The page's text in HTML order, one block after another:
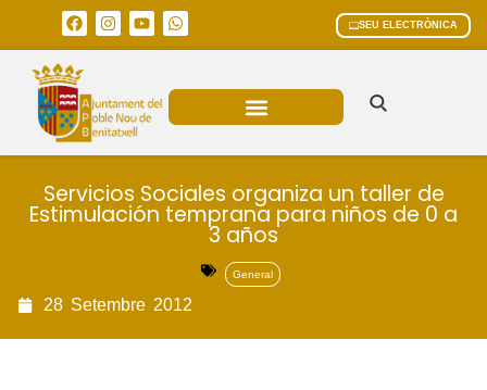
SEU ELECTRÒNICA
Servicios Sociales organiza un taller de
Estimulación temprana para niños de 0 a
3 años
General
28 Setembre 2012